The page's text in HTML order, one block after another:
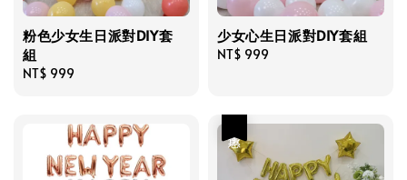
粉色少女生日派對DIY套
組
Regular
NT$ 999
少女心生日派對DIY套組
Regular
NT$ 999